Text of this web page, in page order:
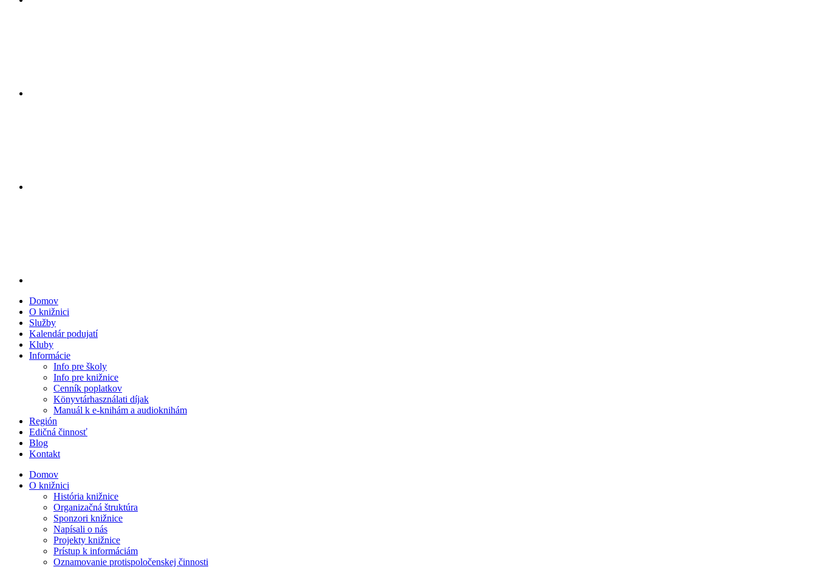
Domov
O knižnici
Služby
Kalendár podujatí
Kluby
Informácie
Info pre školy
Info pre knižnice
Cenník poplatkov
Könyvtárhasználati díjak
Manuál k e-knihám a audioknihám
Región
Edičná činnosť
Blog
Kontakt
Domov
O knižnici
História knižnice
Organizačná štruktúra
Sponzori knižnice
Napísali o nás
Projekty knižnice
Prístup k informáciám
Oznamovanie protispoločenskej činnosti